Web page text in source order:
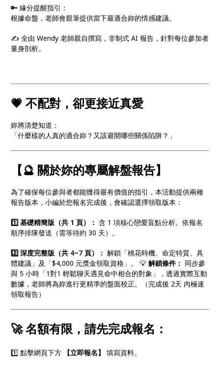
🔑 緣分提醒指引：
根據命盤，老師會親筆提供當下最適合妳的情感建議。
✍️ 全由 Wendy 老師親自撰寫，非制式 AI 報告，針對每位參加者
量身剖析。
💗 不配對，卻更接近真愛
妳將清楚知道：
「什麼樣的人真的適合妳？又該避開哪些關係陷阱？」
【🔮 關於妳的專屬解盤報告】
為了確保每位參與者都能獲得最有價值的指引，本活動提供兩種
報告版本，小編於您報名完成後，會確認選擇領取版本：
1️⃣ 基礎精簡版（共 1 頁）： 含 1 項核心戀愛盲點分析。依報名
順序排隊發送（需等待約 30 天）。
2️⃣ 深度完整版（共 4~7 頁）： 解鎖「桃花時機、命定特質、具
體建議」及「$4,000 元獎金領取資格」。 💡解鎖條件： 同步參
與 5 小時「1對1 輕鬆聊天遇見命中相合的對象」，透過實際互動
數據，老師將為妳進行更精準的盤面校正。（完成後 2天 內極速
領取報告）
🚀 名額有限，請先完成報名：
1️⃣ 點擊網頁下方 【立即報名】 填寫資料。